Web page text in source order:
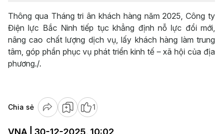
Thông qua Tháng tri ân khách hàng năm 2025, Công ty
Điện lực Bắc Ninh tiếp tục khẳng định nỗ lực đổi mới,
nâng cao chất lượng dịch vụ, lấy khách hàng làm trung
tâm, góp phần phục vụ phát triển kinh tế – xã hội của địa
phương./.
Chia sẻ 1
VNA | 30-12-2025, 10:02